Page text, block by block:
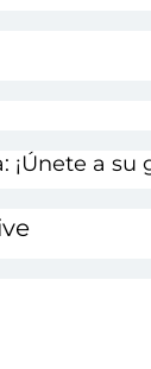
¡Únete a su